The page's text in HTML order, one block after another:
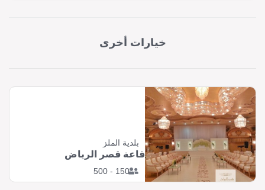
خيارات أخرى
بلدية الملز
150 - 500
قاعة قصر الرياض